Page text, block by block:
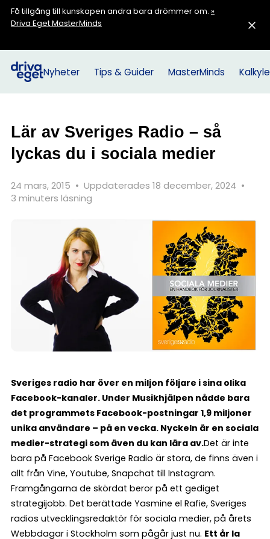
Få tillgång till kunskapen andra bara drömmer om. »
Driva Eget MasterMinds
Nyheter Tips & Guider MasterMinds
Lär av Sveriges Radio – så
lyckas du i sociala medier
24 mars, 2015 • Uppdaterades 18 december, 2024 •
3 minuters läsning
Sveriges radio har över en miljon följare i sina olika
Facebook-kanaler. Under Musikhjälpen nådde bara
det programmets Facebook-postningar 1,9 miljoner
unika användare – på en vecka. Nyckeln är en sociala
medier-strategi som även du kan lära av.Det är inte
bara på Facebook Sverige Radio är stora, de finns även i
allt från Vine, Youtube, Snapchat till Instagram.
Framgångarna de skördat beror på ett gediget
strategijobb. Det berättade Yasmine el Rafie, Sveriges
radios utvecklingsredaktör för sociala medier, på årets
Webbdagar i Stockholm som pågår just nu. Ett år la